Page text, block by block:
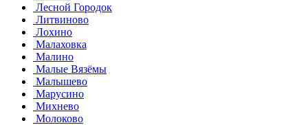
Лесной Городок
Литвиново
Лохино
Малаховка
Малино
Малые Вязёмы
Малышево
Марусино
Михнево
Молоково